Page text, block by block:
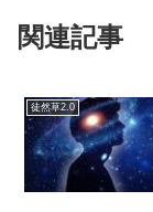
関連記事
徒然草2.0